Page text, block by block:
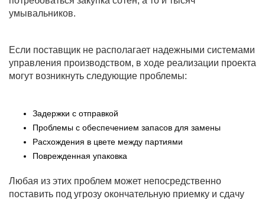
умывальников.
Если поставщик не располагает надежными системами
управления производством, в ходе реализации проекта
могут возникнуть следующие проблемы:
Задержки с отправкой
Проблемы с обеспечением запасов для замены
Расхождения в цвете между партиями
Поврежденная упаковка
Любая из этих проблем может непосредственно
поставить под угрозу окончательную приемку и сдачу